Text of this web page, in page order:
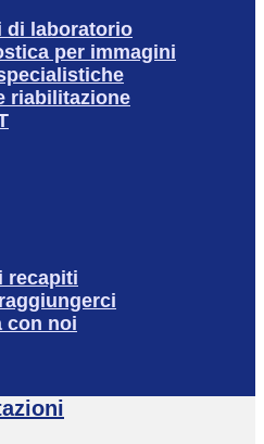
di laboratorio
per immagini
riabilitazione
recapiti
con noi